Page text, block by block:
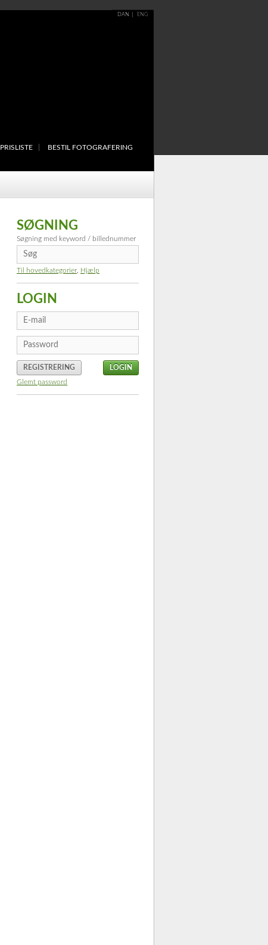
DAN ENG
PRISLISTE BESTIL FOTOGRAFERING
SØGNING
Søgning med keyword / billednummer
Til hovedkategorier Hjælp
LOGIN
REGISTRERING
Glemt password